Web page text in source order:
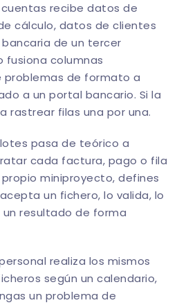
cuentas recibe datos de
cálculo, datos de clientes
de un tercer
fusiona columnas
problemas de formato a
a un portal bancario. Si la
rastrear filas una por una.
pasa de teórico a
cada factura, pago o fila
miniproyecto, defines
un fichero, lo valida, lo
resultado de forma
realiza los mismos
según un calendario,
un problema de